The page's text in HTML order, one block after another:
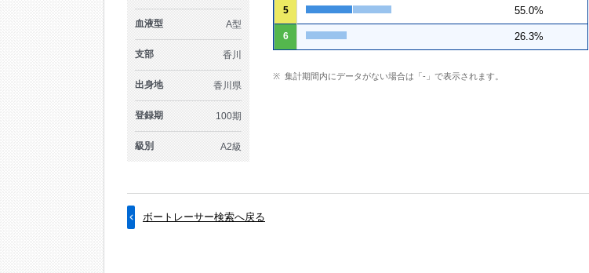
血液型 A型
支部 香川
出身地 香川県
登録期 100期
級別 A2級
5 55.0%
6 26.3%
集計期間内にデータがない場合は「-」で表示されます。
ボートレーサー検索へ戻る